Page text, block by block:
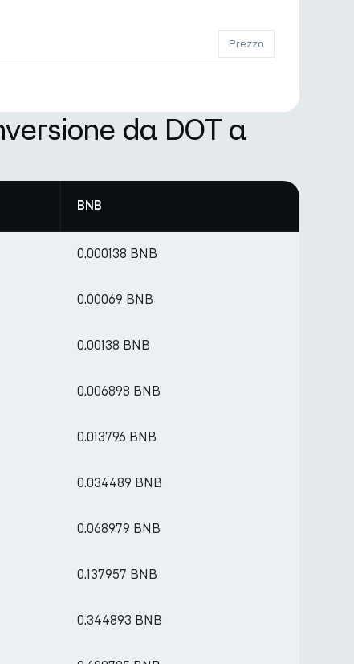
Prezzo
da DOT a
BNB
0.000138 BNB
0.00069 BNB
0.00138 BNB
0.006898 BNB
0.013796 BNB
0.034489 BNB
0.068979 BNB
0.137957 BNB
0.344893 BNB